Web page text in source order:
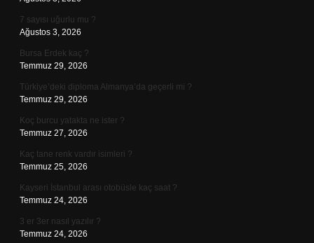
7 sayısı uğurlu mu ?
Ağustos 3, 2026
Bursa Erdek kaç ?
Temmuz 29, 2026
Türkiye’deki diploma Almanya’da geçerli mi ?
Temmuz 29, 2026
Koç burcu yatakta ne ister ?
Temmuz 27, 2026
Kaç tane renk vardır isimleri ?
Temmuz 25, 2026
Kayseri İstanbul arası otobüsle kaç saat ?
Temmuz 24, 2026
3 er 3er nasıl yazılır ?
Temmuz 24, 2026